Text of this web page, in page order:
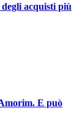
acquisti più
E può